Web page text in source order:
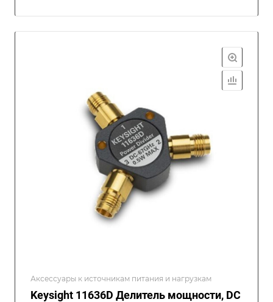
Аксессуары к источникам питания и нагрузкам
Keysight 11636D Делитель мощности, DC